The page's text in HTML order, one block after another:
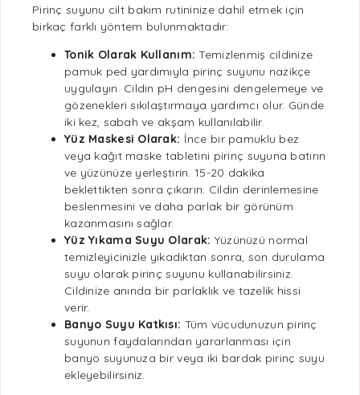
Pirinç suyunu cilt bakım rutininize dahil etmek için
birkaç farklı yöntem bulunmaktadır:
Tonik Olarak Kullanım: Temizlenmiş cildinize
pamuk ped yardımıyla pirinç suyunu nazikçe
uygulayın. Cildin pH dengesini dengelemeye ve
gözenekleri sıkılaştırmaya yardımcı olur. Günde
iki kez, sabah ve akşam kullanılabilir.
Yüz Maskesi Olarak: İnce bir pamuklu bez
veya kağıt maske tabletini pirinç suyuna batırın
ve yüzünüze yerleştirin. 15-20 dakika
beklettikten sonra çıkarın. Cildin derinlemesine
beslenmesini ve daha parlak bir görünüm
kazanmasını sağlar.
Yüz Yıkama Suyu Olarak: Yüzünüzü normal
temizleyicinizle yıkadıktan sonra, son durulama
suyu olarak pirinç suyunu kullanabilirsiniz.
Cildinize anında bir parlaklık ve tazelik hissi
verir.
Banyo Suyu Katkısı: Tüm vücudunuzun pirinç
suyunun faydalarından yararlanması için
banyo suyunuza bir veya iki bardak pirinç suyu
ekleyebilirsiniz.